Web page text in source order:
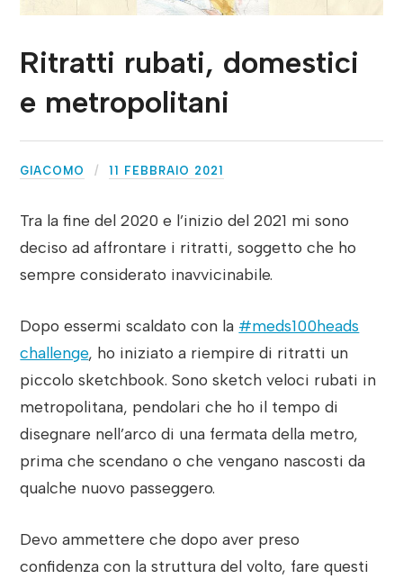
Ritratti rubati, domestici
e metropolitani
GIACOMO 11 FEBBRAIO 2021
Tra la fine del 2020 e l’inizio del 2021 mi sono
deciso ad affrontare i ritratti, soggetto che ho
sempre considerato inavvicinabile.
Dopo essermi scaldato con la #meds100heads
challenge, ho iniziato a riempire di ritratti un
piccolo sketchbook. Sono sketch veloci rubati in
metropolitana, pendolari che ho il tempo di
disegnare nell’arco di una fermata della metro,
prima che scendano o che vengano nascosti da
qualche nuovo passeggero.
Devo ammettere che dopo aver preso
confidenza con la struttura del volto, fare questi